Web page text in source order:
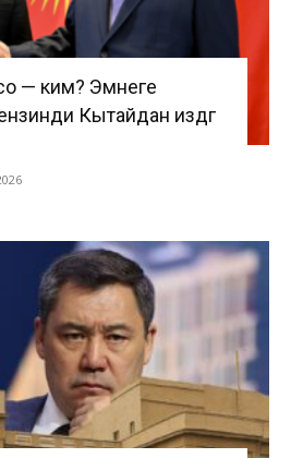
— ким? Эмнеге
Кытайдан издөөгө